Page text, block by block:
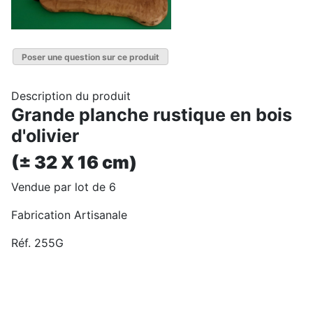
Poser une question sur ce produit
Description du produit
Grande planche rustique en bois
d'olivier
(± 32 X 16 cm)
Vendue par lot de 6
Fabrication Artisanale
Réf. 255G